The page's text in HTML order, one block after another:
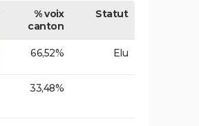
% voix
canton
Statut
66,52% Elu
33,48%